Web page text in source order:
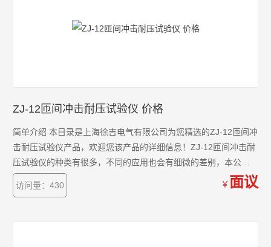
ZJ-12匝间冲击耐压试验仪 价格
简单介绍 本目录是上海徐吉电气有限公司为您精选的ZJ-12匝间冲
击耐压试验仪产品，欢迎您该产品的详细信息！ZJ-12匝间冲击耐
压试验仪的种类有很多，不同的应用也会有细微的差别，本公司
为您提供*的解决方案。
访问量：430
￥ 面议